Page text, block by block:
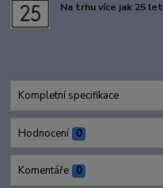
Na trhu více jak 25 let
Kompletní specifikace
Hodnocení 0
Komentáře 0